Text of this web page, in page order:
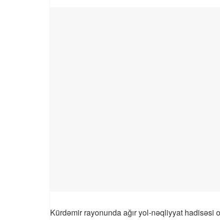
Kürdəmir rayonunda ağır yol-nəqliyyat hadisəsi